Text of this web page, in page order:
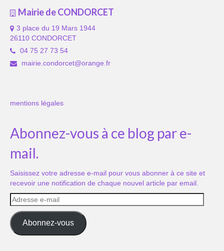
Mairie de CONDORCET
3 place du 19 Mars 1944
26110 CONDORCET
04 75 27 73 54
mairie.condorcet@orange.fr
mentions légales
Abonnez-vous à ce blog par e-
mail.
Saisissez votre adresse e-mail pour vous abonner à ce site et
recevoir une notification de chaque nouvel article par email.
Adresse
e-
mail
Abonnez-vous